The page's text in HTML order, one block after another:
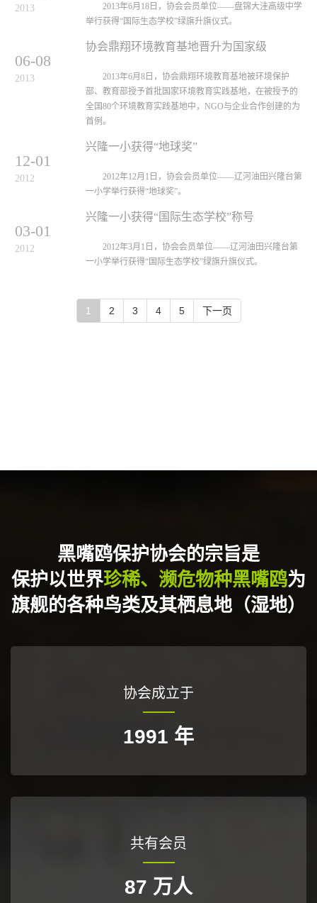
2013
2013年6月18日，协会会员单位——盘锦大洼高级中学
举行获得“国际生态学校”绿旗升旗仪式。
协会鼎翔环境教育基地晋升为国家级
06-08
2013
2013年6月8日，协会鼎翔环境教育基地被环境保护
部、教育部授予首批国家环境教育实践基地，在被授予的
全国80个环境教育实践基地中，NGO与企业合作创建的为
首例。
兴隆一小获得“地球奖”
12-01
2012
2012年12月1日，协会会员单位——辽河油田兴隆台第
一小学举行获得“地球奖”。
兴隆一小获得“国际生态学校”称号
03-01
2012
2012年3月1日，协会会员单位——辽河油田兴隆台第
一小学举行获得“国际生态学校”绿旗升旗仪式。
1 2 3 4 5 下一页
黑嘴鸥保护协会的宗旨是
保护以世界珍稀、濒危物种黑嘴鸥为
旗舰的各种鸟类及其栖息地（湿地）
协会成立于
1991 年
共有会员
87 万人